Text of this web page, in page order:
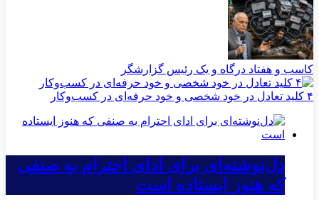
کاسب و هفتاد درگاه و یک رئیس گزارشگر
۴ کلید تعادل در خود شخصی و خود حرفه‌ای در کسب‌وکار
دل‌نوشته‌ای برای ادای احترام به صنفی
که هنوز ایستاده است